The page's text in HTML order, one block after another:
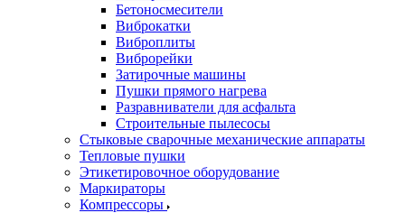
Бетоносмесители
Виброкатки
Виброплиты
Виброрейки
Затирочные машины
Пушки прямого нагрева
Разравниватели для асфальта
Строительные пылесосы
Стыковые сварочные механические аппараты
Тепловые пушки
Этикетировочное оборудование
Маркираторы
Компрессоры